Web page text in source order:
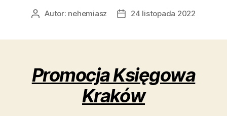
AutorAutor: nehemiasz
Data24 listopada 2022
Promocja Księgowa
Kraków